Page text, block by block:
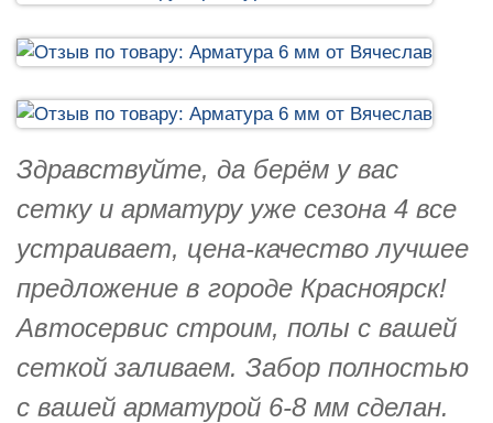
Здравствуйте, да берём у вас
сетку и арматуру уже сезона 4 все
устраивает, цена-качество лучшее
предложение в городе Красноярск!
Автосервис строим, полы с вашей
сеткой заливаем. Забор полностью
с вашей арматурой 6-8 мм сделан.